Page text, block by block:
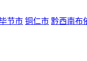
节市 铜仁市 黔西南布